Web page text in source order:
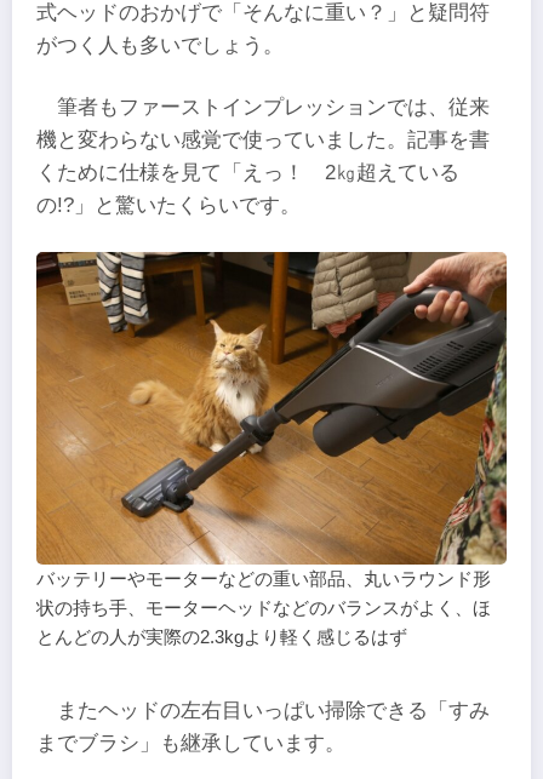
式ヘッドのおかげで「そんなに重い？」と疑問符
がつく人も多いでしょう。
筆者もファーストインプレッションでは、従来
機と変わらない感覚で使っていました。記事を書
くために仕様を見て「えっ！ 2㎏超えている
の!?」と驚いたくらいです。
バッテリーやモーターなどの重い部品、丸いラウンド形
状の持ち手、モーターヘッドなどのバランスがよく、ほ
とんどの人が実際の2.3kgより軽く感じるはず
またヘッドの左右目いっぱい掃除できる「すみ
までブラシ」も継承しています。